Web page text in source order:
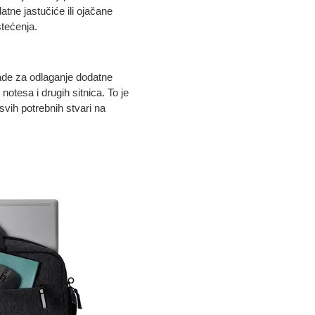
jastučiće ili ojačane
za odlaganje dodatne
i drugih sitnica. To je
potrebnih stvari na